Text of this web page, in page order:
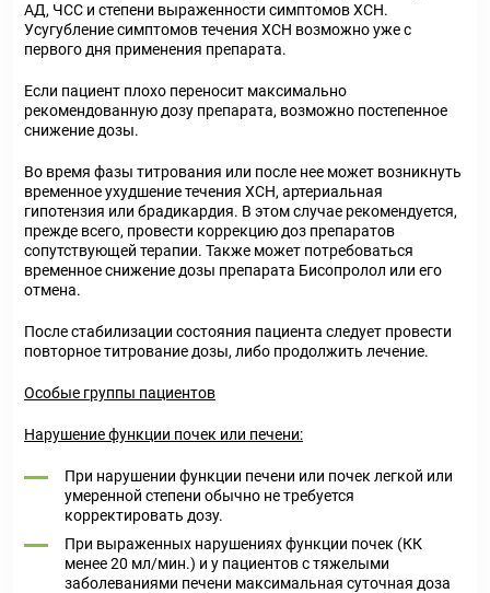
АД, ЧСС и степени выраженности симптомов ХСН.
Усугубление симптомов течения ХСН возможно уже с
первого дня применения препарата.
Если пациент плохо переносит максимально
рекомендованную дозу препарата, возможно постепенное
снижение дозы.
Во время фазы титрования или после нее может возникнуть
временное ухудшение течения ХСН, артериальная
гипотензия или брадикардия. В этом случае рекомендуется,
прежде всего, провести коррекцию доз препаратов
сопутствующей терапии. Также может потребоваться
временное снижение дозы препарата Бисопролол или его
отмена.
После стабилизации состояния пациента следует провести
повторное титрование дозы, либо продолжить лечение.
Особые группы пациентов
Нарушение функции почек или печени:
При нарушении функции печени или почек легкой или
умеренной степени обычно не требуется
корректировать дозу.
При выраженных нарушениях функции почек (КК
менее 20 мл/мин.) и у пациентов с тяжелыми
заболеваниями печени максимальная суточная доза